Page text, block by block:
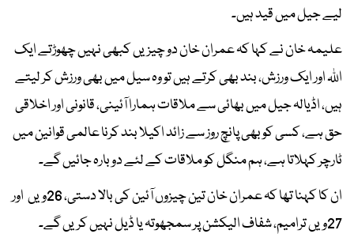
لیے جیل میں قید ہیں۔
علیمہ خان نے کہا کہ عمران خان دو چیزیں کبھی نہیں چھوڑتے ایک
اللہ اور ایک ورزش، بند بھی کرتے ہیں تو وہ سیل میں بھی ورزش کر لیتے
ہیں، اڈیالہ جیل میں بھائی سے ملاقات ہمارا آئینی، قانونی اور اخلاقی
حق ہے، کسی کو بھی پانچ روز سے زائد اکیلا بند کرنا عالمی قوانین میں
ٹارچر کہلاتا ہے، ہم منگل کو ملاقات کے لئے دوبارہ جائیں گے۔
ان کا کہنا تھا کہ عمران خان تین چیزوں آئین کی بالا دستی، 26ویں اور
27ویں ترامیم، شفاف الیکشن پر سمجھوتہ یا ڈیل نہیں کریں گے۔